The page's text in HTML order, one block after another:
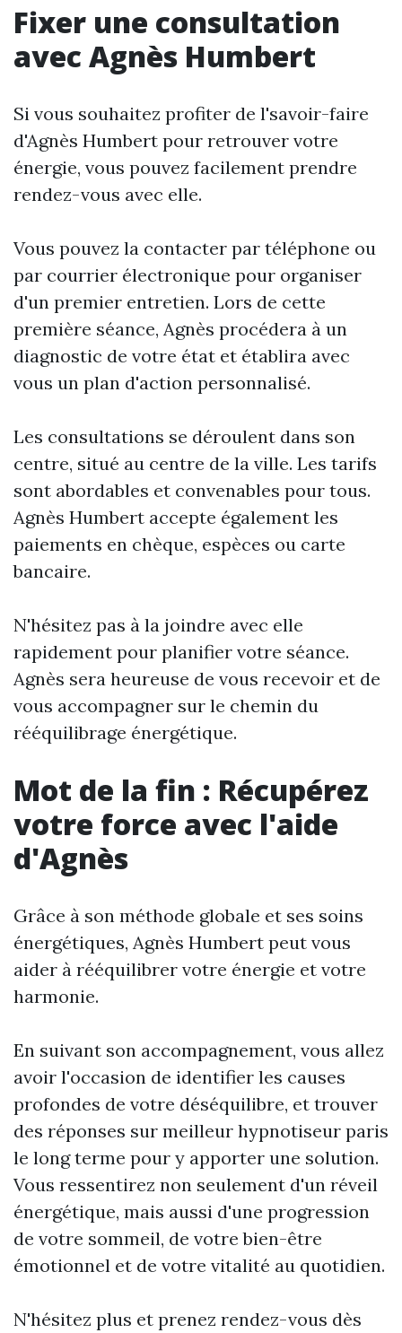
Fixer une consultation
avec Agnès Humbert
Si vous souhaitez profiter de l'savoir-faire
d'Agnès Humbert pour retrouver votre
énergie, vous pouvez facilement prendre
rendez-vous avec elle.
Vous pouvez la contacter par téléphone ou
par courrier électronique pour organiser
d'un premier entretien. Lors de cette
première séance, Agnès procédera à un
diagnostic de votre état et établira avec
vous un plan d'action personnalisé.
Les consultations se déroulent dans son
centre, situé au centre de la ville. Les tarifs
sont abordables et convenables pour tous.
Agnès Humbert accepte également les
paiements en chèque, espèces ou carte
bancaire.
N'hésitez pas à la joindre avec elle
rapidement pour planifier votre séance.
Agnès sera heureuse de vous recevoir et de
vous accompagner sur le chemin du
rééquilibrage énergétique.
Mot de la fin : Récupérez
votre force avec l'aide
d'Agnès
Grâce à son méthode globale et ses soins
énergétiques, Agnès Humbert peut vous
aider à rééquilibrer votre énergie et votre
harmonie.
En suivant son accompagnement, vous allez
avoir l'occasion de identifier les causes
profondes de votre déséquilibre, et trouver
des réponses sur meilleur hypnotiseur paris
le long terme pour y apporter une solution.
Vous ressentirez non seulement d'un réveil
énergétique, mais aussi d'une progression
de votre sommeil, de votre bien-être
émotionnel et de votre vitalité au quotidien.
N'hésitez plus et prenez rendez-vous dès